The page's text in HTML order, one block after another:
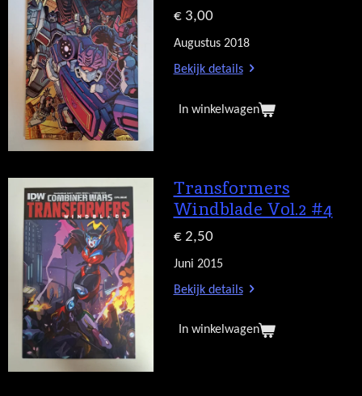
€ 3,00
Augustus 2018
Bekijk details
In winkelwagen
Transformers
Windblade Vol.2 #4
€ 2,50
Juni 2015
Bekijk details
In winkelwagen